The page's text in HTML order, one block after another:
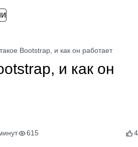
Bootstrap, и как он работает
и как он
615 4